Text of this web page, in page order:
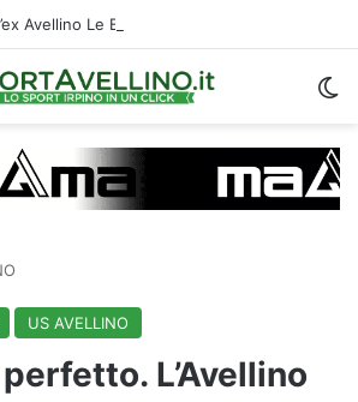
US AVELLINO
L’Avellino